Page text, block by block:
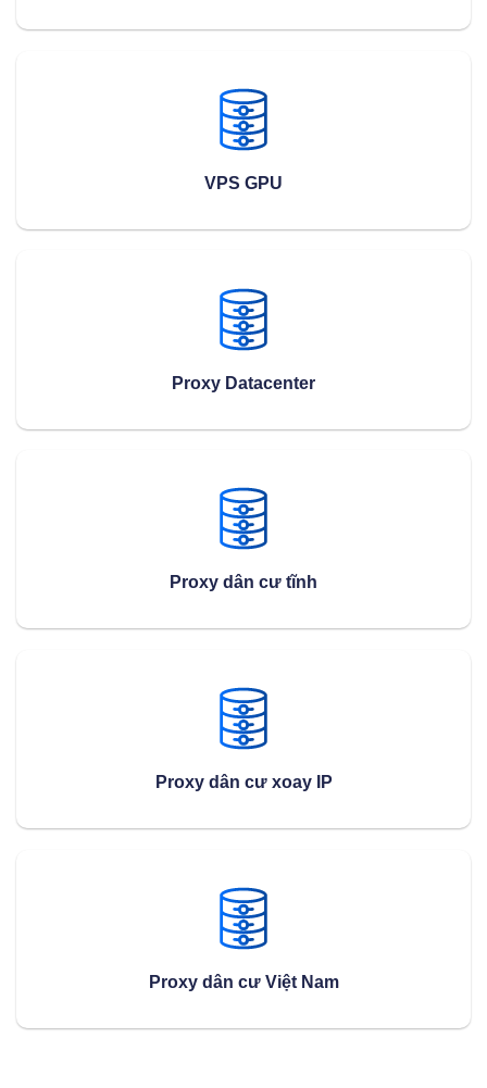
VPS GPU
Proxy Datacenter
Proxy dân cư tĩnh
Proxy dân cư xoay IP
Proxy dân cư Việt Nam